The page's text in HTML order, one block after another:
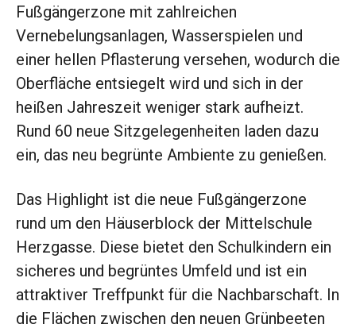
Fußgängerzone mit zahlreichen
Vernebelungsanlagen, Wasserspielen und
einer hellen Pflasterung versehen, wodurch die
Oberfläche entsiegelt wird und sich in der
heißen Jahreszeit weniger stark aufheizt.
Rund 60 neue Sitzgelegenheiten laden dazu
ein, das neu begrünte Ambiente zu genießen.
Das Highlight ist die neue Fußgängerzone
rund um den Häuserblock der Mittelschule
Herzgasse. Diese bietet den Schulkindern ein
sicheres und begrüntes Umfeld und ist ein
attraktiver Treffpunkt für die Nachbarschaft. In
die Flächen zwischen den neuen Grünbeeten